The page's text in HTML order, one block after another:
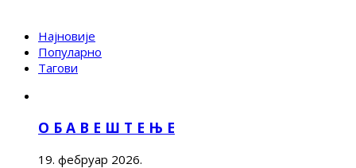
Најновије
Популарно
Тагови
О Б А В Е Ш Т Е Њ Е
19. фебруар 2026.